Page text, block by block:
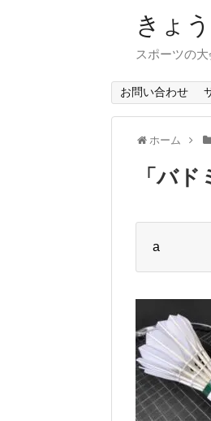
きょ
スポーツの
お問い合わせ
ホーム
「バド
a